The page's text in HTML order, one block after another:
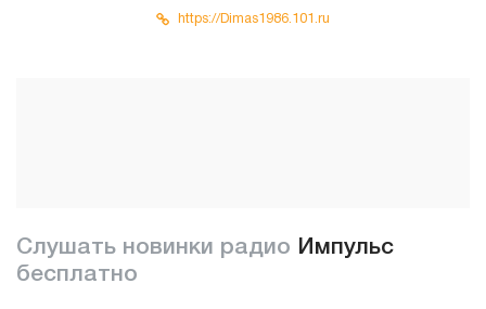
https://Dimas1986.101.ru
Слушать новинки радио Импульс
бесплатно